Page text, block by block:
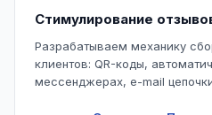
Стимулирование
Разрабатываем механику
клиентов: QR-коды,
мессенджерах, e-mail